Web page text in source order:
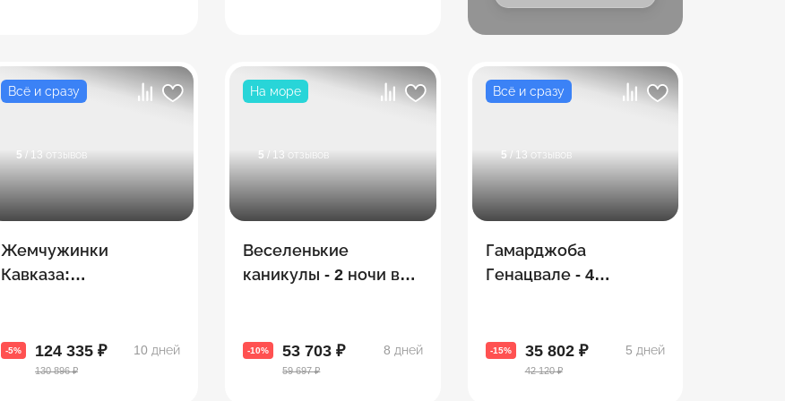
Всё и сразу
5 / 13 отзывов
Жемчужинки
Кавказа:
-5% 124 335 ₽
130 896 ₽
10 дней
На море
5 / 13 отзывов
Веселенькие
каникулы - 2 ночи в
-10% 53 703 ₽
59 697 ₽
8 дней
Всё и сразу
5 / 13 отзывов
Гамарджоба
Генацвале - 4
-15% 35 802 ₽
42 120 ₽
5 дней